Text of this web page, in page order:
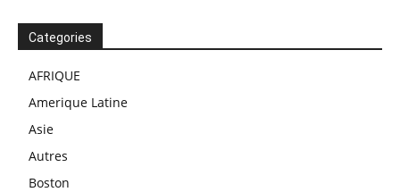
Categories
AFRIQUE
Amerique Latine
Asie
Autres
Boston